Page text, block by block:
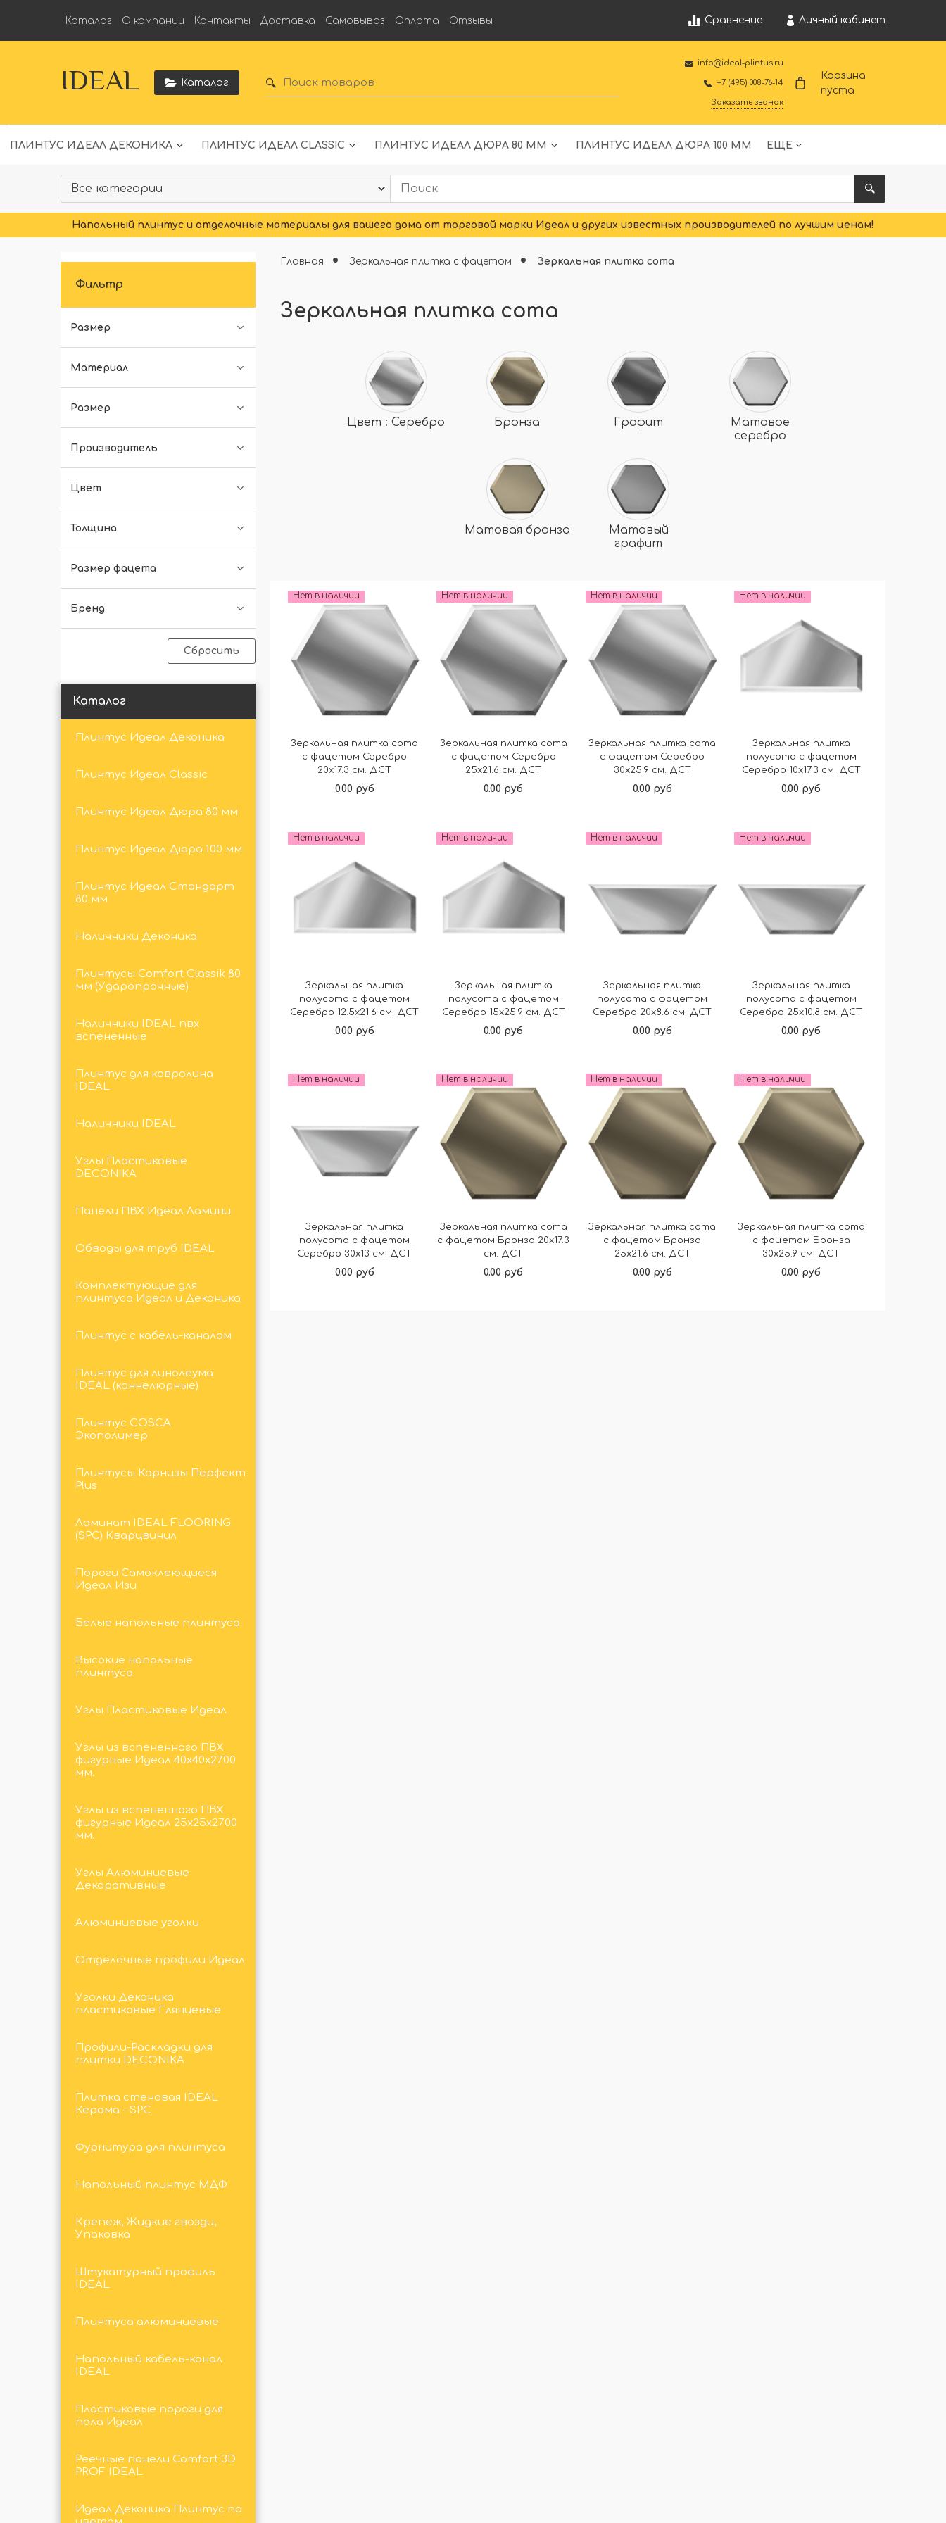
Сравнение Личный кабинет
Каталог О компании Контакты Доставка Самовывоз Оплата Отзывы
IDEAL Каталог
info@ideal-plintus.ru
+7 (495) 008-76-14
Заказать звонок
Корзина
пуста
ПЛИНТУС ИДЕАЛ ДЕКОНИКА ПЛИНТУС ИДЕАЛ CLASSIC ПЛИНТУС ИДЕАЛ ДЮРА 80 ММ ПЛИНТУС ИДЕАЛ ДЮРА 100 ММ ЕЩЕ
Напольный плинтус и отделочные материалы для вашего дома от торговой марки Идеал и других известных производителей по лучшим ценам!
Фильтр
Размер
Материал
Размер
Производитель
Цвет
Толщина
Размер фацета
Бренд
Сбросить
Каталог
Плинтус Идеал Деконика
Плинтус Идеал Classic
Плинтус Идеал Дюра 80 мм
Плинтус Идеал Дюра 100 мм
Плинтус Идеал Стандарт
80 мм
Наличники Деконика
Плинтусы Comfort Classik 80
мм (Ударопрочные)
Наличники IDEAL пвх
вспененные
Плинтус для ковролина
IDEAL
Наличники IDEAL
Углы Пластиковые
DECONIKA
Панели ПВХ Идеал Ламини
Обводы для труб IDEAL
Комплектующие для
плинтуса Идеал и Деконика
Плинтус с кабель-каналом
Плинтус для линолеума
IDEAL (каннелюрные)
Плинтус COSCA
Экополимер
Плинтусы Карнизы Перфект
Plus
Ламинат IDEAL FLOORING
(SPC) Кварцвинил
Пороги Самоклеющиеся
Идеал Изи
Белые напольные плинтуса
Высокие напольные
плинтуса
Углы Пластиковые Идеал
Углы из вспененного ПВХ
фигурные Идеал 40х40х2700
мм.
Углы из вспененного ПВХ
фигурные Идеал 25х25х2700
мм.
Углы Алюминиевые
Декоративные
Алюминиевые уголки
Отделочные профили Идеал
Уголки Деконика
пластиковые Глянцевые
Профили-Раскладки для
плитки DECONIKA
Плитка стеновая IDEAL
Керама - SPC
Фурнитура для плинтуса
Напольный плинтус МДФ
Крепеж, Жидкие гвозди,
Упаковка
Штукатурный профиль
IDEAL
Плинтуса алюминиевые
Напольный кабель-канал
IDEAL
Пластиковые пороги для
пола Идеал
Реечные панели Comfort 3D
PROF IDEAL
Идеал Деконика Плинтус по
Главная Зеркальная плитка с фацетом Зеркальная плитка сота
Зеркальная плитка сота
Цвет : Серебро Бронза Графит
Матовое
серебро
Матовая бронза
Матовый
графит
Нет в наличии
Зеркальная плитка сота
с фацетом Серебро
20х17.3 см. ДСТ
0.00 руб
Подробнее
Нет в наличии
Зеркальная плитка сота
с фацетом Серебро
25х21.6 см. ДСТ
0.00 руб
Подробнее
Нет в наличии
Зеркальная плитка сота
с фацетом Серебро
30х25.9 см. ДСТ
0.00 руб
Подробнее
Нет в наличии
Зеркальная плитка
полусота с фацетом
Серебро 10х17.3 см. ДСТ
0.00 руб
Подробнее
Нет в наличии
Зеркальная плитка
полусота с фацетом
Серебро 12.5х21.6 см. ДСТ
0.00 руб
Подробнее
Нет в наличии
Зеркальная плитка
полусота с фацетом
Серебро 15х25.9 см. ДСТ
0.00 руб
Подробнее
Нет в наличии
Зеркальная плитка
полусота с фацетом
Серебро 20х8.6 см. ДСТ
0.00 руб
Подробнее
Нет в наличии
Зеркальная плитка
полусота с фацетом
Серебро 25х10.8 см. ДСТ
0.00 руб
Подробнее
Нет в наличии
Зеркальная плитка
полусота с фацетом
Серебро 30х13 см. ДСТ
0.00 руб
Нет в наличии
Зеркальная плитка сота
с фацетом Бронза 20х17.3
см. ДСТ
0.00 руб
Нет в наличии
Зеркальная плитка сота
с фацетом Бронза
25х21.6 см. ДСТ
0.00 руб
Нет в наличии
Зеркальная плитка сота
с фацетом Бронза
30х25.9 см. ДСТ
0.00 руб